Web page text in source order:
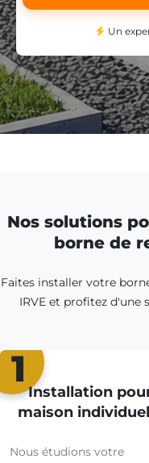
Un
Nos solutions
borne de
Faites installer votre
IRVE et profitez d'une
1
Installation
maison
Nous étudions votre